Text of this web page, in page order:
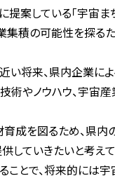
ている「宇宙まち
の可能性を探るた
来、県内企業によ
ノウハウ、宇宙産
図るため、県内の
いきたいと考えて
、将来的には宇宙